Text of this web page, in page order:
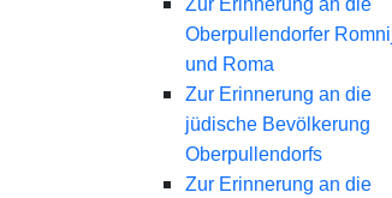
Zur Erinnerung an die
Oberpullendorfer
und Roma
Zur Erinnerung an die
jüdische Bevölkerung
Oberpullendorfs
Zur Erinnerung an die